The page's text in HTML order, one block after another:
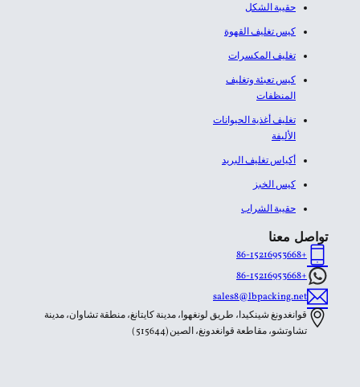
حقيبة الشكل
كيس تغليف القهوة
تغليف المكسرات
كيس تعبئة وتغليف
المنظفات
تغليف أغذية الحيوانات
الأليفة
أكياس تغليف البريد
كيس الخبز
حقيبة الشراب
تواصل معنا
+86-15216953668
+86-15216953668
sales8@lbpacking.net
قوانغدونغ شينكيدا، طريق لونغهوا، مدينة كايتانغ، منطقة تشاوان، مدينة
تشاوتشو، مقاطعة قوانغدونغ، الصين (515644）